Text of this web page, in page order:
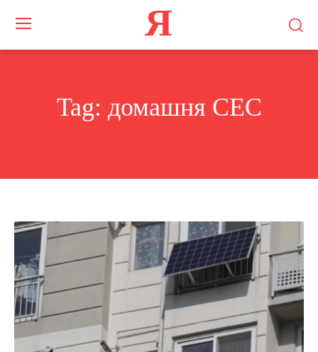
Я
Tag: домашня СЕС